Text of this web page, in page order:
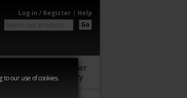
our use of cookies.
Log in / Register | Help
Go
Warhammer
Community